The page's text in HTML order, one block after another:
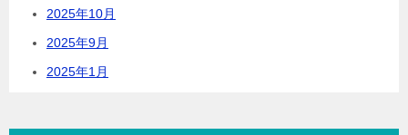
2025年10月
2025年9月
2025年1月